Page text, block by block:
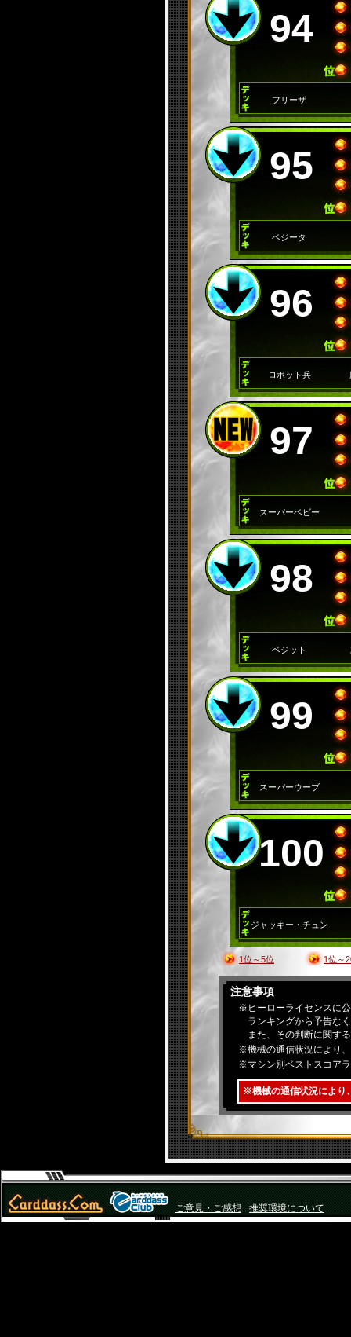
94
フリーザ
95
ベジータ
96
ロボット兵
97
スーパーベビー
98
ベジット
99
スーパーウーブ
100
ジャッキー・チュン
1位～5位 1位～
注意事項
※ヒーローライセンスに
ランキングから予告な
また、その判断に関す
※機械の通信状況により
※マシン別ベストスコア
※機械の通信状況により
ご意見・ご感想 推奨環境について